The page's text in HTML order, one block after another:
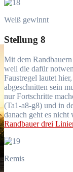
Weiß gewinnt
Stellung 8
Mit dem
weil die dafür
Faustregel lautet
abgeschnitten sein
nur Fortschritte
(Ta1-a8-g8) und in
danach geht es
Randbauer drei
Remis